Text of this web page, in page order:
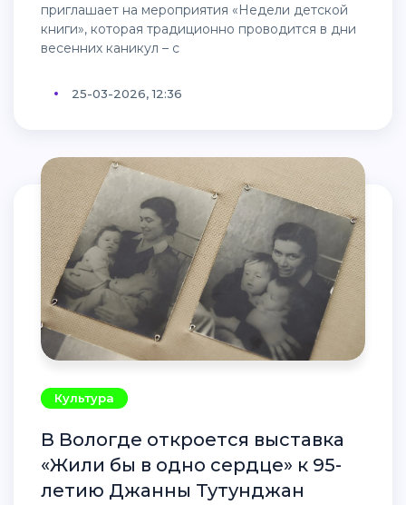
приглашает на мероприятия «Недели детской
книги», которая традиционно проводится в дни
весенних каникул – c
25-03-2026, 12:36
Культура
В Вологде откроется выставка
«Жили бы в одно сердце» к 95-
летию Джанны Тутунджан